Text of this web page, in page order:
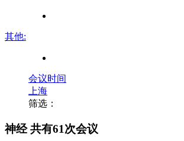
其他:
会议时间
上海
筛选：
神经共有61次会议